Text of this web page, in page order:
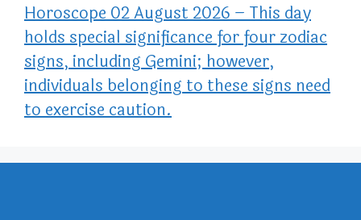
Horoscope 02 August 2026 – This day
holds special significance for four zodiac
signs, including Gemini; however,
individuals belonging to these signs need
to exercise caution.